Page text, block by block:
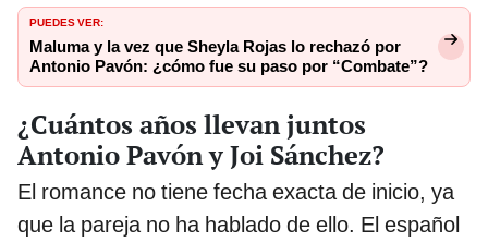
PUEDES VER:
Maluma y la vez que Sheyla Rojas lo rechazó por
Antonio Pavón: ¿cómo fue su paso por “Combate”?
¿Cuántos años llevan juntos
Antonio Pavón y Joi Sánchez?
El romance no tiene fecha exacta de inicio, ya
que la pareja no ha hablado de ello. El español